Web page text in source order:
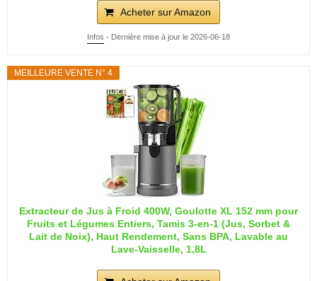
Acheter sur Amazon
Infos - Dernière mise à jour le 2026-06-18
MEILLEURE VENTE N° 4
Extracteur de Jus à Froid 400W, Goulotte XL 152 mm pour
Fruits et Légumes Entiers, Tamis 3-en-1 (Jus, Sorbet &
Lait de Noix), Haut Rendement, Sans BPA, Lavable au
Lave-Vaisselle, 1,8L